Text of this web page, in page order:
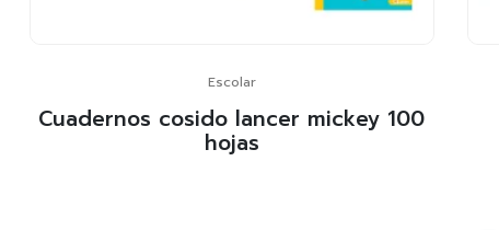
Escolar
Cuadernos cosido lancer mickey 100
hojas